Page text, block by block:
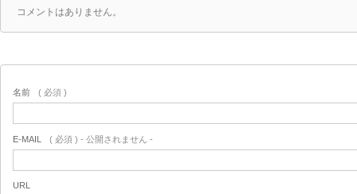
コメントはありません。
名前 ( 必須 )
E-MAIL ( 必須 ) - 公開されません -
URL